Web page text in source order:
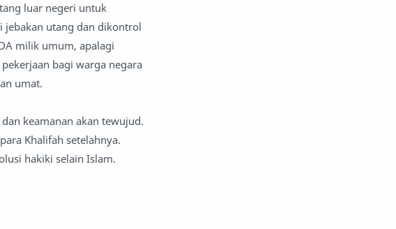
luar negeri untuk
jebakan utang dan dikontrol
milik umum, apalagi
bagi warga negara
umat.
keamanan akan tewujud.
Khalifah setelahnya.
hakiki selain Islam.